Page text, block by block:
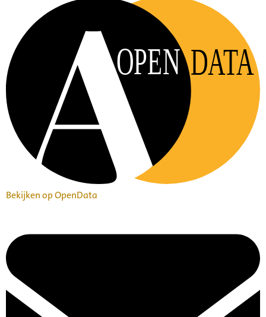
OPEN DATA
Bekijken op OpenData